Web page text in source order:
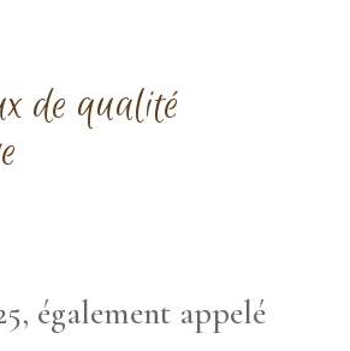
de qualité
également appelé